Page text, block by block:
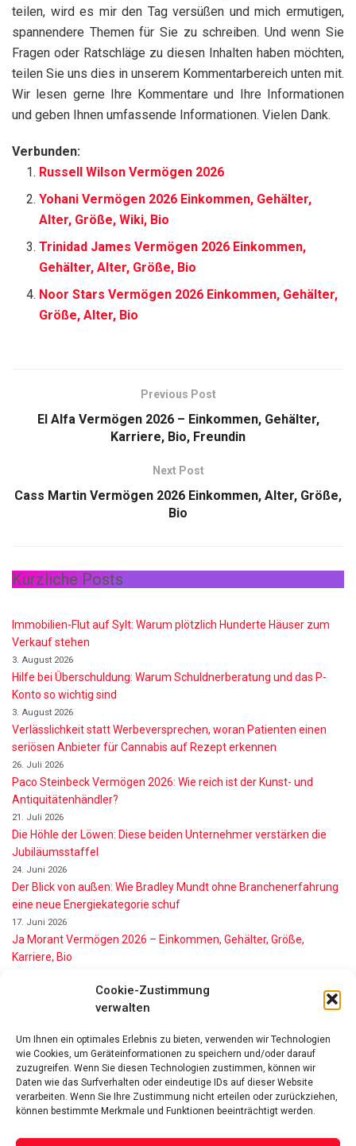
Cookie-Zustimmung
verwalten
Um Ihnen ein optimales Erlebnis zu bieten, verwenden wir Technologien
wie Cookies, um Geräteinformationen zu speichern und/oder darauf
zuzugreifen. Wenn Sie diesen Technologien zustimmen, können wir
Daten wie das Surfverhalten oder eindeutige IDs auf dieser Website
verarbeiten. Wenn Sie Ihre Zustimmung nicht erteilen oder zurückziehen,
können bestimmte Merkmale und Funktionen beeinträchtigt werden.
teilen, wird es mir den Tag versüßen und mich ermutigen,
spannendere Themen für Sie zu schreiben. Und wenn Sie
Fragen oder Ratschläge zu diesen Inhalten haben möchten,
teilen Sie uns dies in unserem Kommentarbereich unten mit.
Wir lesen gerne Ihre Kommentare und Ihre Informationen
und geben Ihnen umfassende Informationen. Vielen Dank.
Verbunden:
Russell Wilson Vermögen 2026
Yohani Vermögen 2026 Einkommen, Gehälter,
Alter, Größe, Wiki, Bio
Trinidad James Vermögen 2026 Einkommen,
Gehälter, Alter, Größe, Bio
Noor Stars Vermögen 2026 Einkommen, Gehälter,
Größe, Alter, Bio
Previous Post
El Alfa Vermögen 2026 – Einkommen, Gehälter,
Karriere, Bio, Freundin
Next Post
Cass Martin Vermögen 2026 Einkommen, Alter, Größe,
Bio
Kürzliche Posts
Immobilien-Flut auf Sylt: Warum plötzlich Hunderte Häuser zum
Verkauf stehen
3. August 2026
Hilfe bei Überschuldung: Warum Schuldnerberatung und das P-
Konto so wichtig sind
3. August 2026
Verlässlichkeit statt Werbeversprechen, woran Patienten einen
seriösen Anbieter für Cannabis auf Rezept erkennen
26. Juli 2026
Paco Steinbeck Vermögen 2026: Wie reich ist der Kunst- und
Antiquitätenhändler?
21. Juli 2026
Die Höhle der Löwen: Diese beiden Unternehmer verstärken die
Jubiläumsstaffel
24. Juni 2026
Der Blick von außen: Wie Bradley Mundt ohne Branchenerfahrung
eine neue Energiekategorie schuf
17. Juni 2026
Ja Morant Vermögen 2026 – Einkommen, Gehälter, Größe,
Karriere, Bio
Alice Walton Vermögen 2026: So reich ist die Walmart-Erbin
wirklich
11. Juni 2026
Nino de Angelo Vermögen 2026 Wie Reich Ist Er?
9. Juni 2026